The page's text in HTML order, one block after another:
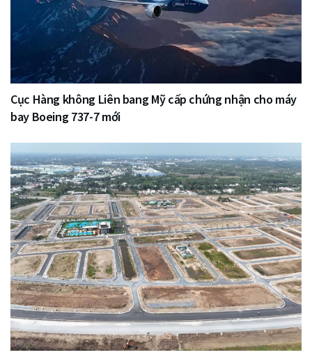
Cục Hàng không Liên bang Mỹ cấp chứng nhận cho máy
bay Boeing 737-7 mới